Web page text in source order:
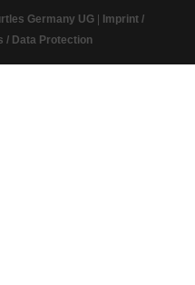
Germany UG| Imprint /
/ Data Protection